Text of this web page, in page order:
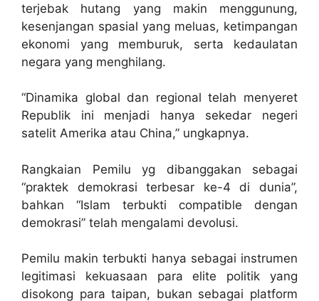
terjebak hutang yang makin menggunung,
kesenjangan spasial yang meluas, ketimpangan
ekonomi yang memburuk, serta kedaulatan
negara yang menghilang.
“Dinamika global dan regional telah menyeret
Republik ini menjadi hanya sekedar negeri
satelit Amerika atau China,” ungkapnya.
Rangkaian Pemilu yg dibanggakan sebagai
“praktek demokrasi terbesar ke-4 di dunia”,
bahkan “Islam terbukti compatible dengan
demokrasi” telah mengalami devolusi.
Pemilu makin terbukti hanya sebagai instrumen
legitimasi kekuasaan para elite politik yang
disokong para taipan, bukan sebagai platform